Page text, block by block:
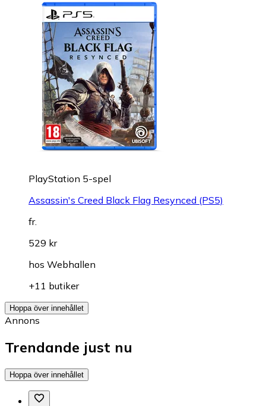
PlayStation 5-spel
Assassin's Creed Black Flag Resynced (PS5)
fr.
529 kr
hos Webhallen
+11 butiker
Hoppa över innehållet
Annons
Trendande just nu
Hoppa över innehållet